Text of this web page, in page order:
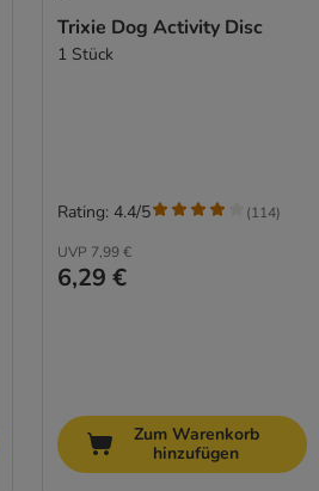
Trixie Dog Activity Disc
1 Stück
UVP 7,99 €
6,29 €
Rating: 4.4/5 (114)
Zum Warenkorb
hinzufügen